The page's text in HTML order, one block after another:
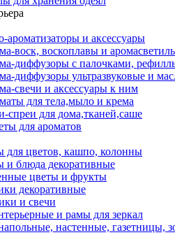
ароматизаторы и аксессуары
воск, воскоплавы и
диффузоры с палочками,
диффузоры ультразвуковые и
свечи и аксессуары к ним
для тела,мыло и крема
спреи для дома,тканей,саше
для ароматов
для цветов, кашпо, колонны
и блюда декоративные
цветы и фрукты
декоративные
и свечи
и рамы для зеркал
настенные, газетницы,